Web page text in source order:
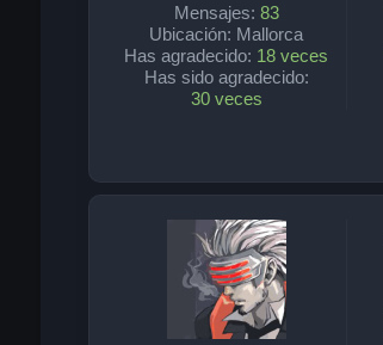
Mensajes: 83
Ubicación: Mallorca
Has agradecido: 18 veces
Has sido agradecido:
30 veces